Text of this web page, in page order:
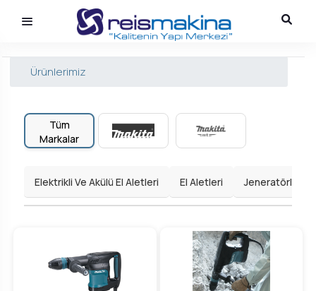
Ürünlerimiz
Tüm
Markalar
Elektrikli Ve Akülü El Aletleri El Aletleri Jeneratörler